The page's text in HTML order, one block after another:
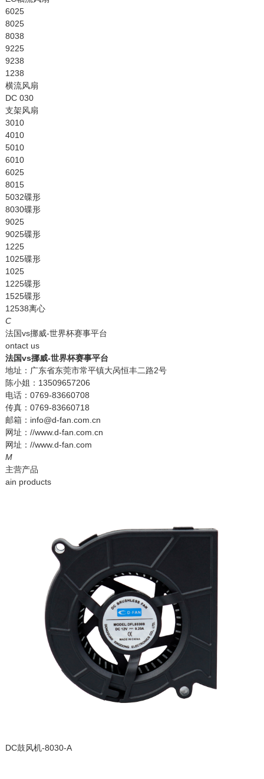
6025
8025
8038
9225
9238
1238
横流风扇
DC 030
支架风扇
3010
4010
5010
6010
6025
8015
5032碟形
8030碟形
9025
9025碟形
1225
1025碟形
1025
1225碟形
1525碟形
12538离心
C
法国vs挪威-世界杯赛事平台
ontact us
法国vs挪威-世界杯赛事平台
地址：广东省东莞市常平镇大呙恒丰二路2号
陈小姐：13509657206
电话：0769-83660708
传真：0769-83660718
邮箱：info@d-fan.com.cn
网址：//www.d-fan.com.cn
网址：//www.d-fan.com
M
主营产品
ain products
DC鼓风机-8030-A